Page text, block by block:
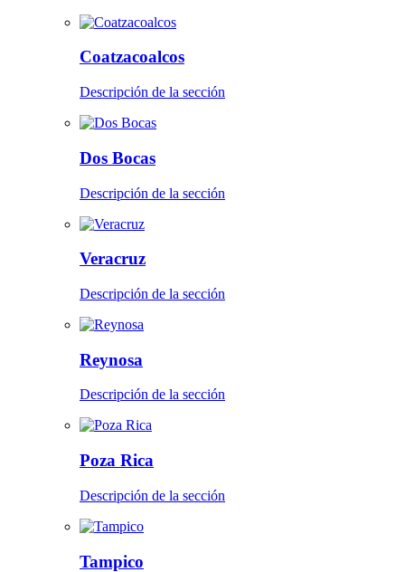
Coatzacoalcos
Descripción de la sección
Dos Bocas
Descripción de la sección
Veracruz
Descripción de la sección
Reynosa
Descripción de la sección
Poza Rica
Descripción de la sección
Tampico